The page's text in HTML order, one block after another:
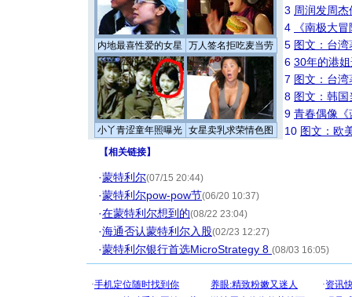
内地最喜性爱的女星 万人签名拒吃麦当劳
小丫青涩童年照曝光 女星卖乳求荣情色图
3 周润发周
4
《南极大
5 图文：台
6 30年的港
7 图文：台
8 图文：韩
9 青春偶像《
10 图文：欧
【相关链接】
·蒙特利尔(07/15 20:44)
·蒙特利尔pow-pow节(06/20 10:37)
·在蒙特利尔想到的(08/22 23:04)
·海通否认蒙特利尔入股(02/23 12:27)
·蒙特利尔银行首选MicroStrategy 8 (08/03 16:05)